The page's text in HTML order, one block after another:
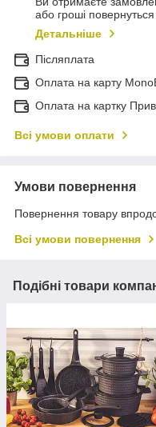
або гроші
Детальніше
Післяплата
Оплата на карту
Оплата на картку
Всі умови оплати
Умови повернення
Повернення товару
Всі умови повернення
Подібні товари